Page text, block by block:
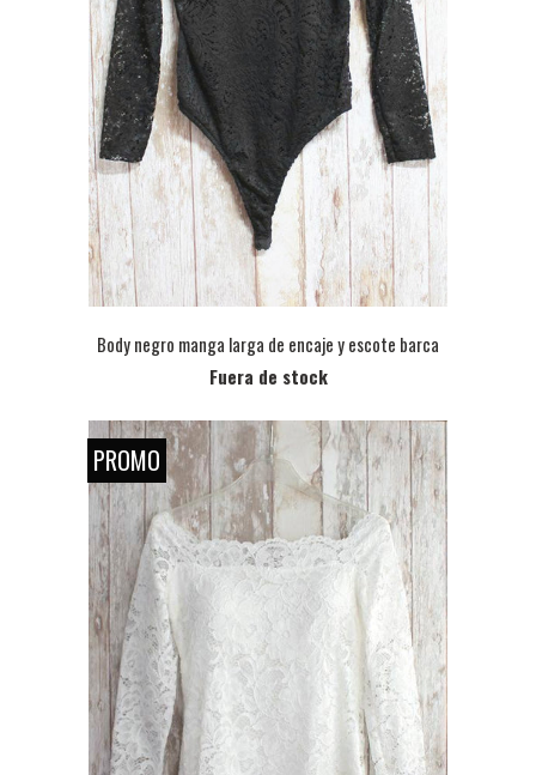
Body negro manga larga de encaje y escote barca
Fuera de stock
PROMO